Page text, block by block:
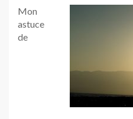
Mon
astuce
de